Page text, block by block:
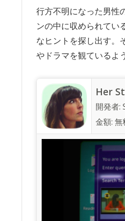
行方不明になった男性
ンの中に収められてい
なヒントを探し出す。
やドラマを観ているよ
Her
開発者:
金額: 無